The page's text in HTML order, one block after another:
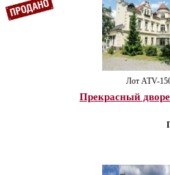
Лот ATV-
Прекрасный